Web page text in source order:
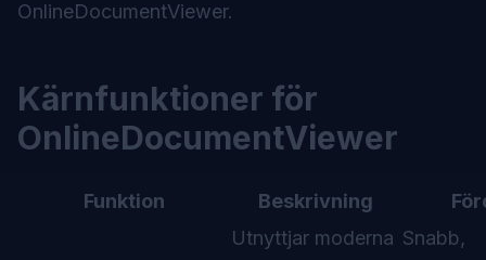
OnlineDocumentViewer.
Kärnfunktioner för
OnlineDocumentViewer
Funktion Beskrivning
Utnyttjar moderna Snabb,